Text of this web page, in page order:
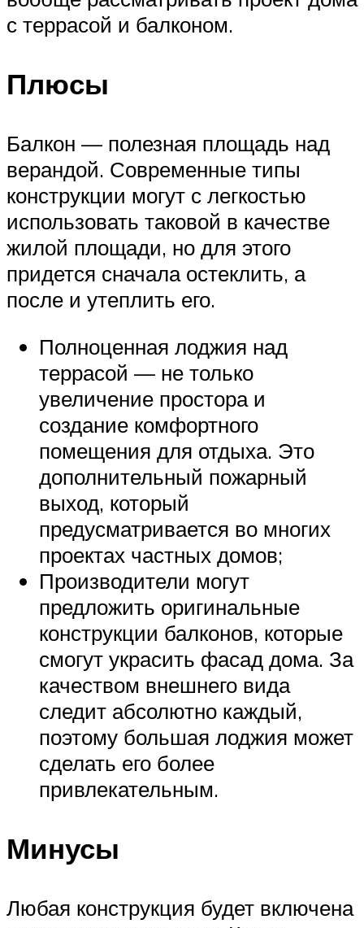
с террасой и балконом.
Плюсы
Балкон — полезная площадь над
верандой. Современные типы
конструкции могут с легкостью
использовать таковой в качестве
жилой площади, но для этого
придется сначала остеклить, а
после и утеплить его.
Полноценная лоджия над
террасой — не только
увеличение простора и
создание комфортного
помещения для отдыха. Это
дополнительный пожарный
выход, который
предусматривается во многих
проектах частных домов;
Производители могут
предложить оригинальные
конструкции балконов, которые
смогут украсить фасад дома. За
качеством внешнего вида
следит абсолютно каждый,
поэтому большая лоджия может
сделать его более
привлекательным.
Минусы
Любая конструкция будет включена